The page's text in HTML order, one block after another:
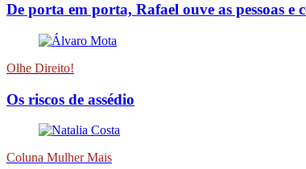
De porta em porta, Rafael ouve as pessoas
Olhe Direito!
Os riscos de assédio
Coluna Mulher Mais